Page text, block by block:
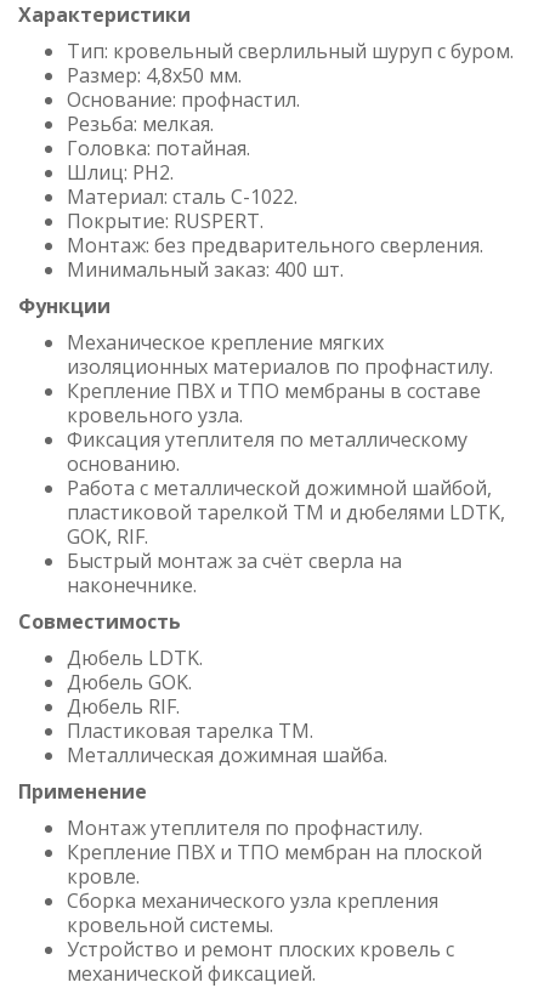
Характеристики
Тип: кровельный сверлильный шуруп с буром.
Размер: 4,8х50 мм.
Основание: профнастил.
Резьба: мелкая.
Головка: потайная.
Шлиц: PH2.
Материал: сталь C-1022.
Покрытие: RUSPERT.
Монтаж: без предварительного сверления.
Минимальный заказ: 400 шт.
Функции
Механическое крепление мягких
изоляционных материалов по профнастилу.
Крепление ПВХ и ТПО мембраны в составе
кровельного узла.
Фиксация утеплителя по металлическому
основанию.
Работа с металлической дожимной шайбой,
пластиковой тарелкой TM и дюбелями LDTK,
GOK, RIF.
Быстрый монтаж за счёт сверла на
наконечнике.
Совместимость
Дюбель LDTK.
Дюбель GOK.
Дюбель RIF.
Пластиковая тарелка TM.
Металлическая дожимная шайба.
Применение
Монтаж утеплителя по профнастилу.
Крепление ПВХ и ТПО мембран на плоской
кровле.
Сборка механического узла крепления
кровельной системы.
Устройство и ремонт плоских кровель с
механической фиксацией.